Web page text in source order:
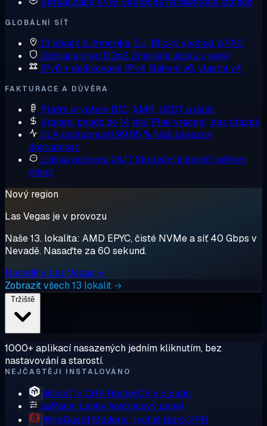
GLOBÁLNÍ SÍŤ
13 lokalitS. Amerika, EU, Blízký východ, APAC
Ochrana před DDoS Zmírnění útoků v ceně
IPv6 + dedikované IPv4 Nativní v6, vlastní v4
FAKTURACE A DŮVĚRA
Plaťte kryptem BTC, XMR, USDT a další
Vrácení peněz do 14 dnů Plné vrácení, bez otázek
SLA dostupnosti 99,95 % Náš závazek
dostupnosti
Lidská podpora 24/7Skuteční inženýři, během
minut
Nový region
Las Vegas je v provozu
Naše 13. lokalita: AMD EPYC, čisté NVMe a síť 40 Gbps v
Nevadě. Nasaďte za 60 sekund.
Nasadit v Las Vegas →
Zobrazit všech 13 lokalit →
1000+ aplikací nasazených jedním kliknutím, bez
nastavování a starostí.
NEJČASTĚJI INSTALOVÁNO
MikroTik CHR RouterOS v cloudu
aaPanel Lehký hostingový panel
WireGuard Moderní, rychlé jádro VPN